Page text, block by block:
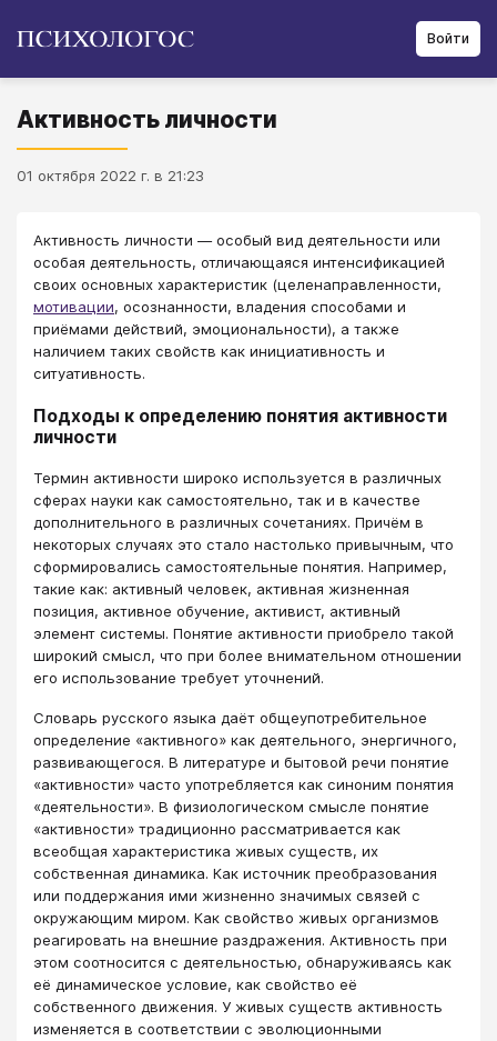
Войти
Активность личности
01 октября 2022 г. в 21:23
Активность личности — особый вид деятельности или
особая деятельность, отличающаяся интенсификацией
своих основных характеристик (целенаправленности,
мотивации, осознанности, владения способами и
приёмами действий, эмоциональности), а также
наличием таких свойств как инициативность и
ситуативность.
Подходы к определению понятия активности
личности
Термин активности широко используется в различных
сферах науки как самостоятельно, так и в качестве
дополнительного в различных сочетаниях. Причём в
некоторых случаях это стало настолько привычным, что
сформировались самостоятельные понятия. Например,
такие как: активный человек, активная жизненная
позиция, активное обучение, активист, активный
элемент системы. Понятие активности приобрело такой
широкий смысл, что при более внимательном отношении
его использование требует уточнений.
Словарь русского языка даёт общеупотребительное
определение «активного» как деятельного, энергичного,
развивающегося. В литературе и бытовой речи понятие
«активности» часто употребляется как синоним понятия
«деятельности». В физиологическом смысле понятие
«активности» традиционно рассматривается как
всеобщая характеристика живых существ, их
собственная динамика. Как источник преобразования
или поддержания ими жизненно значимых связей с
окружающим миром. Как свойство живых организмов
реагировать на внешние раздражения. Активность при
этом соотносится с деятельностью, обнаруживаясь как
её динамическое условие, как свойство её
собственного движения. У живых существ активность
изменяется в соответствии с эволюционными